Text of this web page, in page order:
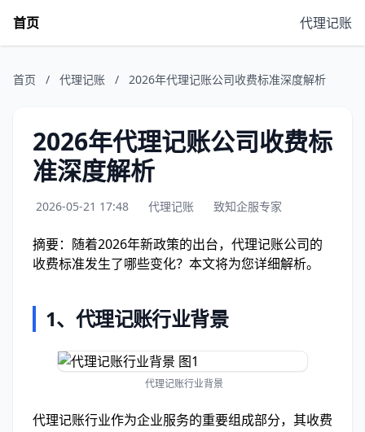
首页 代理记账
首页 / 代理记账 / 2026年代理记账公司收费标准深度解析
2026年代理记账公司收费标
准深度解析
2026-05-21 17:48 代理记账 致知企服专家
摘要：随着2026年新政策的出台，代理记账公司的
收费标准发生了哪些变化？本文将为您详细解析。
1、代理记账行业背景
代理记账行业背景
代理记账行业作为企业服务的重要组成部分，其收费